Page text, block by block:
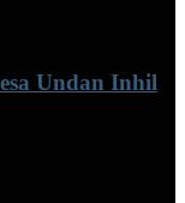
Undan Inhil